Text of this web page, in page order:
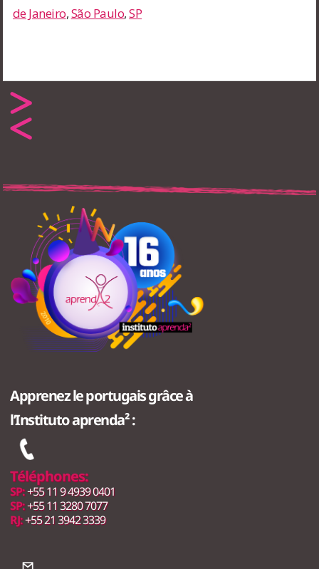
de Janeiro,São Paulo,SP
Apprenez le portugais grâce à
l’Instituto aprenda² :
Téléphones:
SP:+55 11 9 4939 0401
SP:+55 11 3280 7077
RJ:+55 21 3942 3339